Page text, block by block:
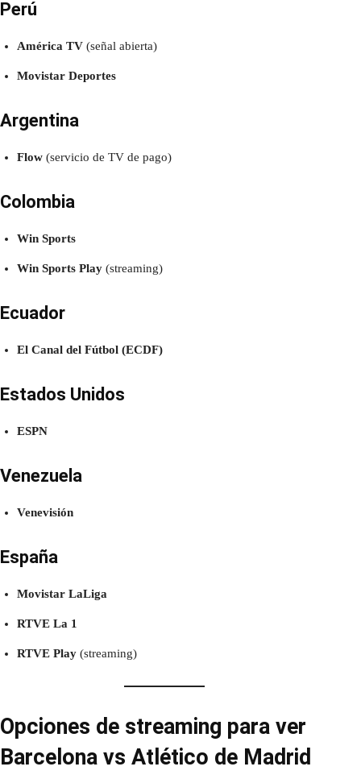
Perú
América TV (señal abierta)
Movistar Deportes
Argentina
Flow (servicio de TV de pago)
Colombia
Win Sports
Win Sports Play (streaming)
Ecuador
El Canal del Fútbol (ECDF)
Estados Unidos
ESPN
Venezuela
Venevisión
España
Movistar LaLiga
RTVE La 1
RTVE Play (streaming)
Opciones de streaming para ver
Barcelona vs Atlético de Madrid